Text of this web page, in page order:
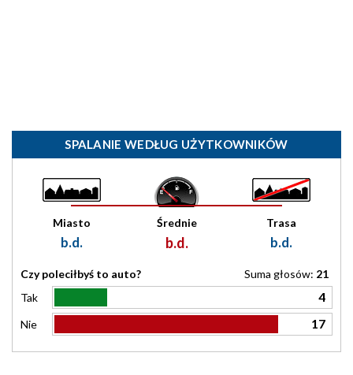
SPALANIE WEDŁUG UŻYTKOWNIKÓW
Miasto
b.d.
Średnie
b.d.
Trasa
b.d.
Czy poleciłbyś to auto? Suma głosów: 21
Tak
4
Nie 17